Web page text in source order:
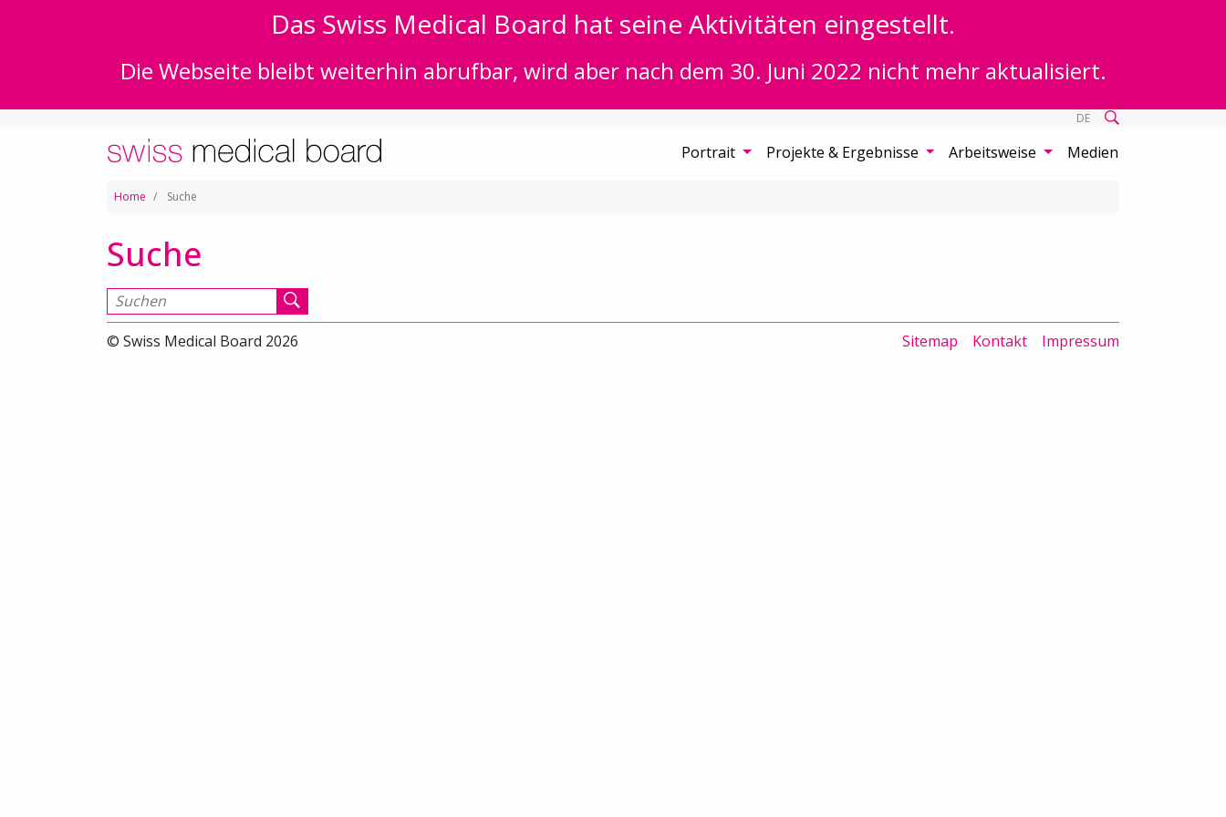
Das Swiss Medical Board hat seine Aktivitäten eingestellt.
Die Webseite bleibt weiterhin abrufbar, wird aber nach dem 30. Juni 2022 nicht mehr aktualisiert.
DE
Portrait Projekte & Ergebnisse Arbeitsweise Medien
Home Suche
Suche
Suchen nach
© Swiss Medical Board 2026 Sitemap Kontakt Impressum